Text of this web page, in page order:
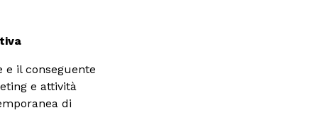
e il conseguente
e attività
di